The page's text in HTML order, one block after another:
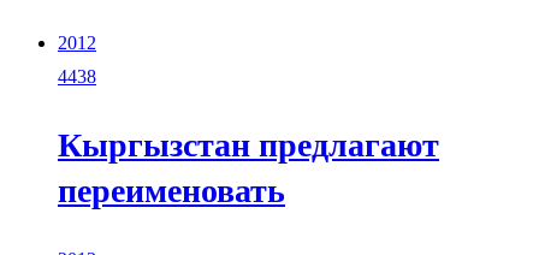
2012
4438
Кыргызстан предлагают
переименовать